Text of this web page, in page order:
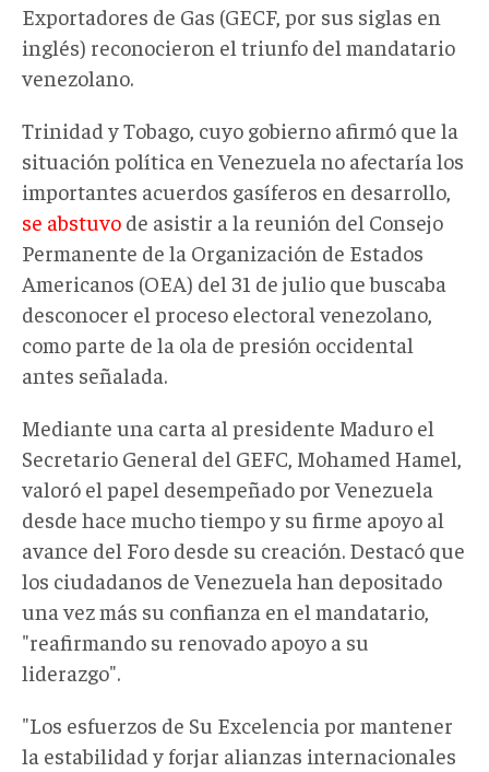
Exportadores de Gas (GECF, por sus siglas en
inglés) reconocieron el triunfo del mandatario
venezolano.
Trinidad y Tobago, cuyo gobierno afirmó que la
situación política en Venezuela no afectaría los
importantes acuerdos gasíferos en desarrollo,
se abstuvo de asistir a la reunión del Consejo
Permanente de la Organización de Estados
Americanos (OEA) del 31 de julio que buscaba
desconocer el proceso electoral venezolano,
como parte de la ola de presión occidental
antes señalada.
Mediante una carta al presidente Maduro el
Secretario General del GEFC, Mohamed Hamel,
valoró el papel desempeñado por Venezuela
desde hace mucho tiempo y su firme apoyo al
avance del Foro desde su creación. Destacó que
los ciudadanos de Venezuela han depositado
una vez más su confianza en el mandatario,
"reafirmando su renovado apoyo a su
liderazgo".
"Los esfuerzos de Su Excelencia por mantener
la estabilidad y forjar alianzas internacionales